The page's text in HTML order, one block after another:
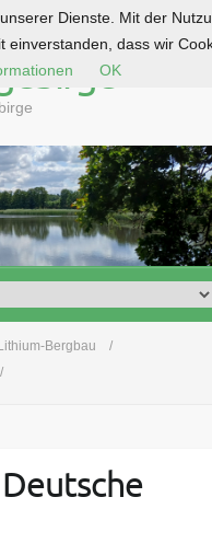
Lithium-Bergbau
Dienste. Mit der
einverstanden, dass wir
OK